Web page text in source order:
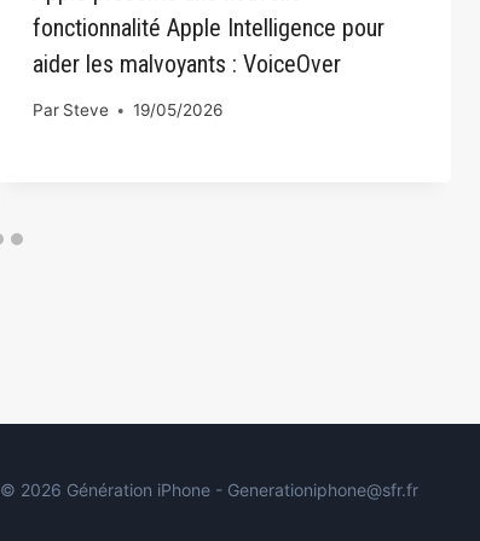
fonctionnalité Apple Intelligence pour
aider les malvoyants : VoiceOver
Par Steve 19/05/2026
© 2026 Génération iPhone - Generationiphone@sfr.fr